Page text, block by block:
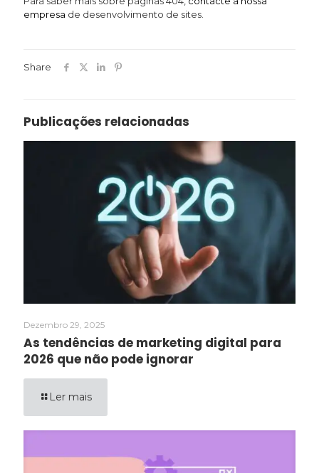
empresa de desenvolvimento de sites.
Share
Publicações relacionadas
Dezembro 29, 2025
As tendências de marketing digital para
2026 que não pode ignorar
Ler mais